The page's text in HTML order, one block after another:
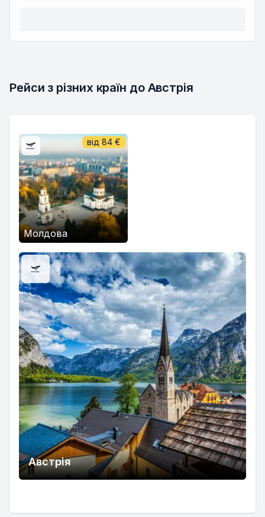
Рейси з різних країн до Австрія
Молдова
від 84 €
Австрія